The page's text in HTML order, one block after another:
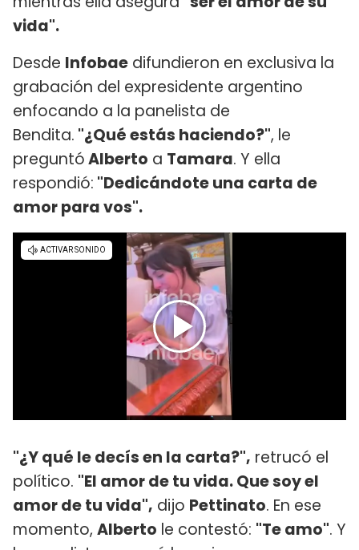
vida".
Desde Infobae difundieron en exclusiva la
grabación del expresidente argentino
enfocando a la panelista de
Bendita. "¿Qué estás haciendo?", le
preguntóAlberto a Tamara. Y ella
respondió: "Dedicándote una carta de
amor para vos".
"¿Y qué le decís en la carta?", retrucó el
político. "El amor de tu vida. Que soy el
amor de tu vida", dijo Pettinato. En ese
momento, Alberto le contestó: "Te amo". Y